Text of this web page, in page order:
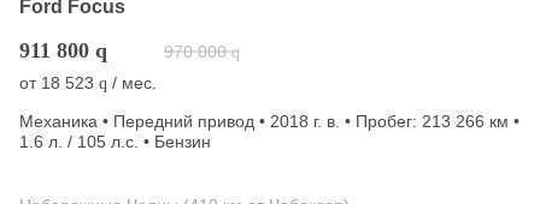
Ford Focus
911 800 q 970 000 q
от 18 523 q / мес.
Механика • Передний привод • 2018 г. в. • Пробег: 213 266 км •
1.6 л. / 105 л.с. • Бензин